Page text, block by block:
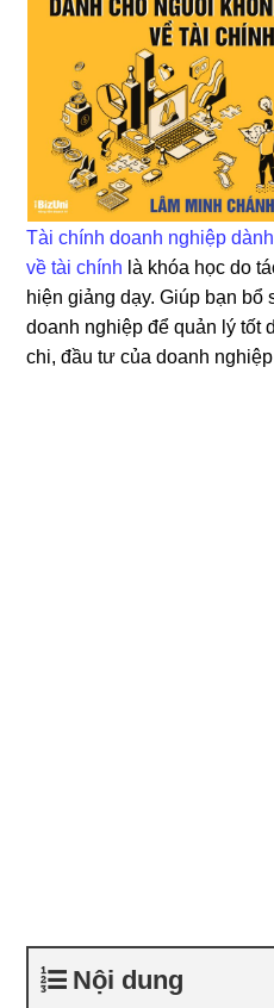
Tài chính doanh nghiệp
về tài chính là khóa học do
hiện giảng dạy. Giúp bạn bổ
doanh nghiệp để quản lý tốt
chi, đầu tư của doanh
Nội dung